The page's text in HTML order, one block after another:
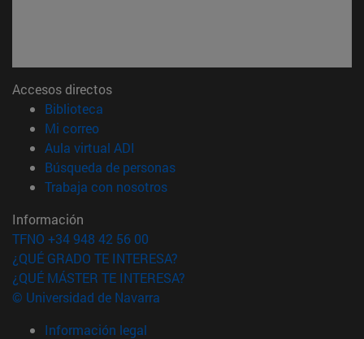
Accesos directos
Biblioteca
Mi correo(abre en nueva ventana)
Aula virtual ADI
Búsqueda de personas(abre en nueva ventana)
Trabaja con nosotros(abre en nueva ventana)
Información
TFNO +34 948 42 56 00
¿QUÉ GRADO TE INTERESA?
¿QUÉ MÁSTER TE INTERESA?
© Universidad de Navarra
Información legal